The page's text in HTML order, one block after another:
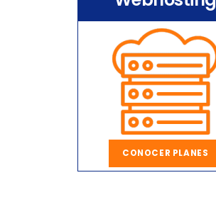
CONOCER PLANES